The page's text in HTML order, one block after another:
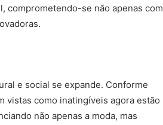
comprometendo-se não apenas com
e social se expande. Conforme
vistas como inatingíveis agora estão
não apenas a moda, mas